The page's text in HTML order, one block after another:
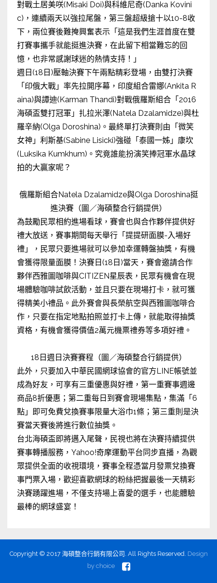
對戰土居美咲(Misaki Doi)與科維尼奇(Danka Kovini
c)，連續兩天以強拉尾盤，第三盤超級搶十以10-8收
下，兩位賽後難掩興奮表示「這是我們生涯首度在雙
打賽事攜手就能挺進決賽，在此留下相當難忘的回
憶，也非常感謝球迷的熱情支持！」
週日(18日)壓軸決賽下午兩點精彩登場，由雙打決賽
「印俄大戰」率先拉開序幕，印度組合雷娜(Ankita R
aina)與譚迪(Karman Thandi)對戰俄羅斯組合「2016
海碩盃雙打冠軍」扎拉米澤(Natela Dzalamidze)與杜
羅辛納(Olga Doroshina)。最終單打決賽則由「微笑
女神」利斯基(Sabine Lisicki)強碰「泰國一姊」康坎
(Luksika Kumkhum)。究竟誰能扮演笑捧冠軍水晶球
拍的大贏家呢？
俄羅斯組合Natela Dzalamidze與Olga Doroshina挺
進決賽（圖／海碩整合行銷提供）
為鼓勵民眾相約進場看球，賽會也與合作夥伴提供好
禮大放送，賽事期間每天舉行「提提研面膜-入場好
禮」，民眾只要進場就可以參加幸運轉盤抽獎，有機
會獲得限量面膜！決賽日(18日)當天，賽會邀請合作
夥伴西雅圖咖啡與CITIZEN星辰表，民眾有機會在現
場體驗咖啡試飲活動，並且只要在現場打卡，就可獲
得精美小禮品。此外賽會與長榮航空與西雅圖咖啡合
作，只要在指定地點拍照並打卡上傳，就能取得抽獎
資格，有機會獲得價值2萬元機票禮券等多項好禮。
18日週日決賽賽程（圖／海碩整合行銷提供）
此外，只要加入中華民國網球協會的官方LINE帳號並
成為好友，可享有三重優惠與好禮，第一重賽事週邊
商品8折優惠；第二重每日到賽會現場集點，集滿「6
點」即可免費兌換賽事限量大浴巾1條；第三重則是決
賽當天賽後將進行數位抽獎。
台北海碩盃即將邁入尾聲，民視也將在決賽持續提供
賽事轉播服務，Yahoo!奇摩運動平台同步直播，為觀
眾提供全面的收視環境，賽事全程憑當月發票兌換賽
事門票入場，歡迎喜歡網球的粉絲把握最後一天精彩
決賽踴躍進場，不僅支持場上喜愛的選手，也能體驗
最棒的網球盛宴！
Copyright © 2017 海碩整合行銷有限公司. All Rights Reserved. Design
by choice